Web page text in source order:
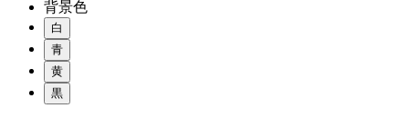
背景色
白
青
黄
黒